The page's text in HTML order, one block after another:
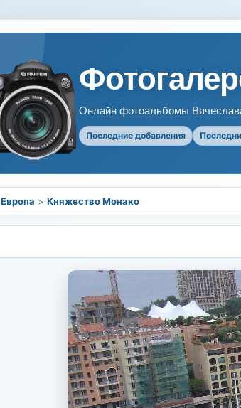
Онлайн фотоальбомы
Последние добавления
Европа > Княжество Монако